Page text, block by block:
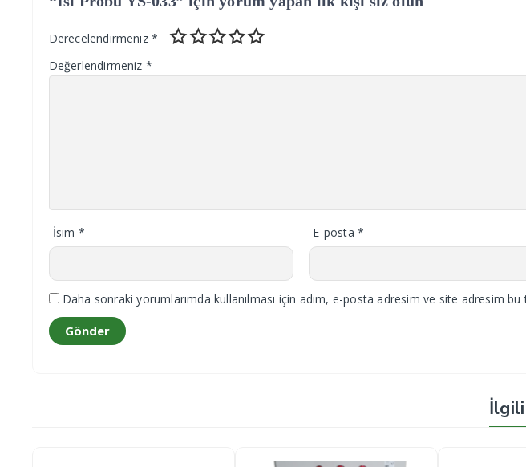
Derecelendirmeniz*
Değerlendirmeniz *
İsim * E-posta*
Daha sonraki yorumlarımda kullanılması için adım, e-posta adresim ve site adresim bu